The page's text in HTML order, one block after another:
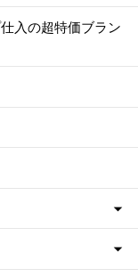
入の超特価ブラン